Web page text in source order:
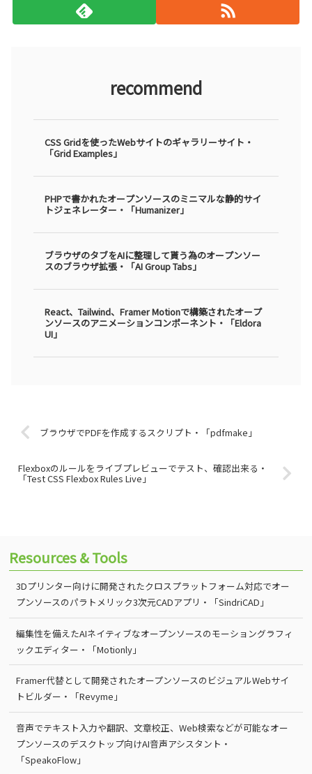
recommend
CSS Gridを使ったWebサイトのギャラリーサイト・
「Grid Examples」
PHPで書かれたオープンソースのミニマルな静的サイ
トジェネレーター・「Humanizer」
ブラウザのタブをAIに整理して貰う為のオープンソー
スのブラウザ拡張・「AI Group Tabs」
React、Tailwind、Framer Motionで構築されたオープ
ンソースのアニメーションコンポーネント・「Eldora
UI」
ブラウザでPDFを作成するスクリプト・「pdfmake」
Flexboxのルールをライブプレビューでテスト、確認出来る・
「Test CSS Flexbox Rules Live」
Resources & Tools
3Dプリンター向けに開発されたクロスプラットフォーム対応でオー
プンソースのパラトメリック3次元CADアプリ・「SindriCAD」
編集性を備えたAIネイティブなオープンソースのモーショングラフィ
ックエディター・「Motionly」
Framer代替として開発されたオープンソースのビジュアルWebサイ
トビルダー・「Revyme」
音声でテキスト入力や翻訳、文章校正、Web検索などが可能なオー
プンソースのデスクトップ向けAI音声アシスタント・
「SpeakoFlow」